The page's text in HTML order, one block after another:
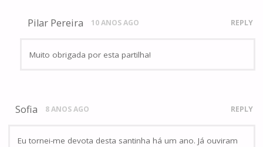
Pilar Pereira 10 ANOS AGO REPLY
Muito obrigada por esta partilha!
Sofia 8 ANOS AGO REPLY
Eu tornei-me devota desta santinha há um ano. Já ouviram